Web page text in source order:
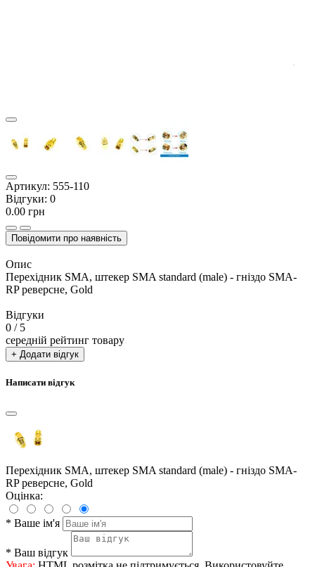
Артикул: 555-110
Відгуки: 0
0.00 грн
Повідомити про наявність
Опис
Перехідник SMA, штекер SMA standard (male) - гніздо SMA-
RP реверсне, Gold
Відгуки
0 / 5
середній рейтинг товару
+ Додати відгук
Написати відгук
Перехідник SMA, штекер SMA standard (male) - гніздо SMA-
RP реверсне, Gold
Оцінка:
* Ваше ім'я
* Ваш відгук